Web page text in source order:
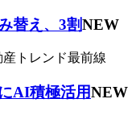
替え、3割NEW
産トレンド最前線
AI積極活用NEW